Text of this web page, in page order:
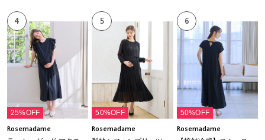
4
25%OFF
Rosemadame
5
50%OFF
Rosemadame
6
50%OFF
Rosemadame